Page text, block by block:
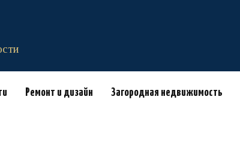
Ремонт и дизайн Загородная недвижимость